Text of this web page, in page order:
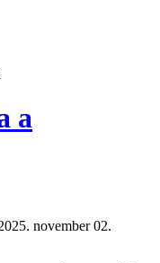
a
november 02.